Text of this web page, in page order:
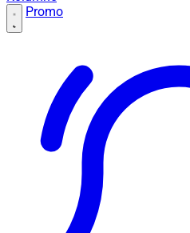
Promo